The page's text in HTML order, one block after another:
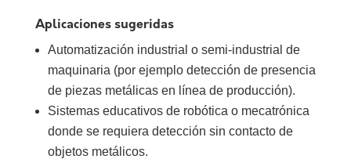
Aplicaciones sugeridas
Automatización industrial o semi-industrial de
maquinaria (por ejemplo detección de presencia
de piezas metálicas en línea de producción).
Sistemas educativos de robótica o mecatrónica
donde se requiera detección sin contacto de
objetos metálicos.